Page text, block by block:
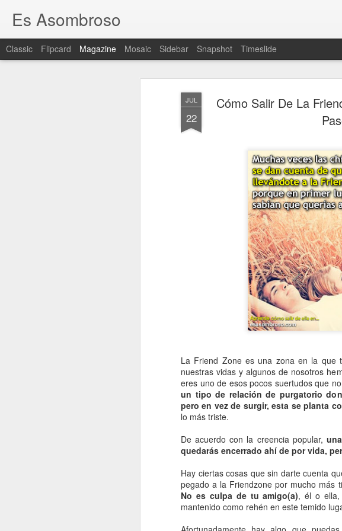
JUL
22
Cómo Salir De La
La Friend Zone es una zona en la que
nuestras vidas y algunos de nosotros
eres uno de esos pocos suertudos que
un tipo de relación de purgatorio
pero en vez de surgir, esta se planta
lo más triste.
De acuerdo con la creencia popular,
quedarás encerrado ahí de por vida,
Hay ciertas cosas que sin darte cuenta
pegado a la Friendzone por mucho más
No es culpa de tu amigo(a), él o ella,
mantenido como rehén en este temido
Es Asombroso
Classic Flipcard Magazine Mosaic Sidebar Snapshot Timeslide